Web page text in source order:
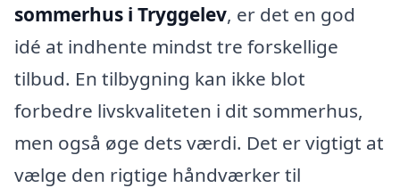
sommerhus i Tryggelev, er det en god
idé at indhente mindst tre forskellige
tilbud. En tilbygning kan ikke blot
forbedre livskvaliteten i dit sommerhus,
men også øge dets værdi. Det er vigtigt at
vælge den rigtige håndværker til